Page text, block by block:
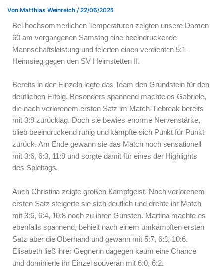
Von Matthias Weinreich /22/06/2026
Bei hochsommerlichen Temperaturen zeigten unsere Damen
60 am vergangenen Samstag eine beeindruckende
Mannschaftsleistung und feierten einen verdienten 5:1-
Heimsieg gegen den SV Heimstetten II.
Bereits in den Einzeln legte das Team den Grundstein für den
deutlichen Erfolg. Besonders spannend machte es Gabriele,
die nach verlorenem ersten Satz im Match-Tiebreak bereits
mit 3:9 zurücklag. Doch sie bewies enorme Nervenstärke,
blieb beeindruckend ruhig und kämpfte sich Punkt für Punkt
zurück. Am Ende gewann sie das Match noch sensationell
mit 3:6, 6:3, 11:9 und sorgte damit für eines der Highlights
des Spieltags.
Auch Christina zeigte großen Kampfgeist. Nach verlorenem
ersten Satz steigerte sie sich deutlich und drehte ihr Match
mit 3:6, 6:4, 10:8 noch zu ihren Gunsten. Martina machte es
ebenfalls spannend, behielt nach einem umkämpften ersten
Satz aber die Oberhand und gewann mit 5:7, 6:3, 10:6.
Elisabeth ließ ihrer Gegnerin dagegen kaum eine Chance
und dominierte ihr Einzel souverän mit 6:0, 6:2.